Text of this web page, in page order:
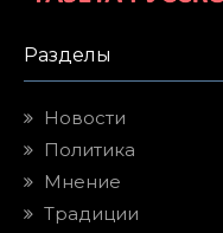
Разделы
Новости
Политика
Мнение
Традиции